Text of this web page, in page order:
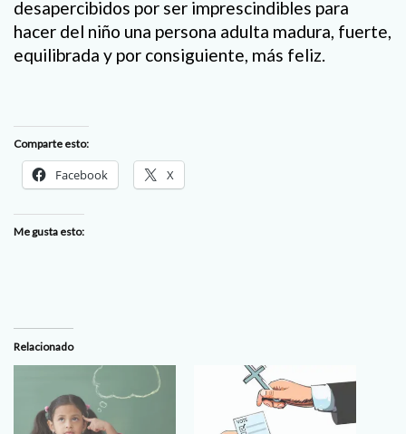
desapercibidos por ser imprescindibles para
hacer del niño una persona adulta madura, fuerte,
equilibrada y por consiguiente, más feliz.
Comparte esto:
Facebook X
Me gusta esto:
Relacionado